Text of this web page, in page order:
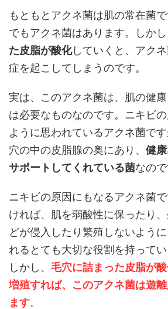
もともとアクネ菌は肌の常在菌
でもアクネ菌はあります。しかし
た皮脂が酸化していくと、アク
症を起こしてしまうのです。
実は、このアクネ菌は、肌の健
は必要なものなのです。ニキビ
ように思われているアクネ菌で
穴の中の皮脂腺の奥にあり、 健
サポートしてくれている菌なので
ニキビの原因にもなるアクネ菌
ければ、肌を弱酸性に保ったり
どが侵入したり繁殖しないよう
れるとても大切な役割を持ってい
しかし、 毛穴に詰まった皮脂が
増殖すれば、このアクネ菌は遊
ます。